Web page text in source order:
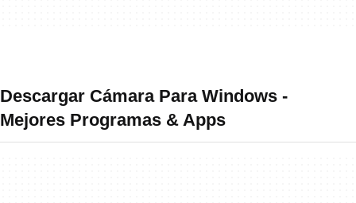
Descargar Cámara Para Windows -
Mejores Programas & Apps